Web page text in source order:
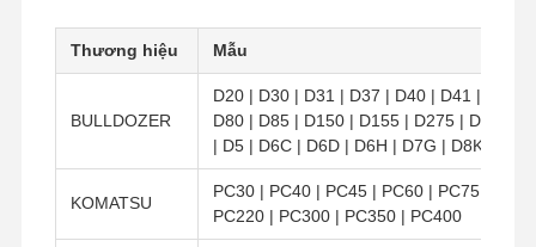
Chốt chốt răng
Theo dõi bu lông giày
Thương hiệu Mẫu
BULLDOZER
D20 | D30 | D31 | D37 | D40 | D41 | D45 |
D80 | D85 | D150 | D155 | D275 | D355 |
| D5 | D6C | D6D | D6H | D7G | D8K |
KOMATSU
PC30 | PC40 | PC45 | PC60 | PC75 |
PC220 | PC300 | PC350 | PC400